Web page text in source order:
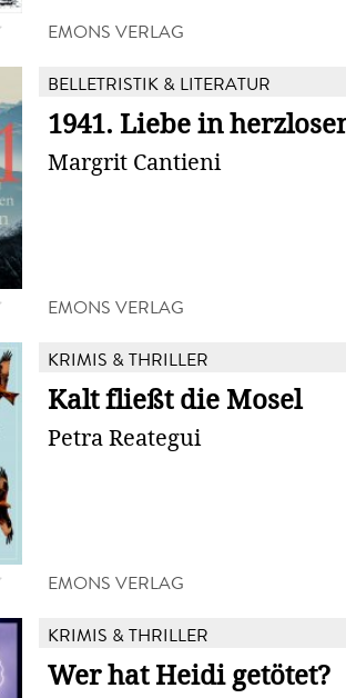
EMONS VERLAG
BELLETRISTIK & LITERATUR
1941. Liebe in
Margrit Cantieni
EMONS VERLAG
KRIMIS & THRILLER
Kalt fließt die Mosel
Petra Reategui
EMONS VERLAG
KRIMIS & THRILLER
Wer hat Heidi getötet?